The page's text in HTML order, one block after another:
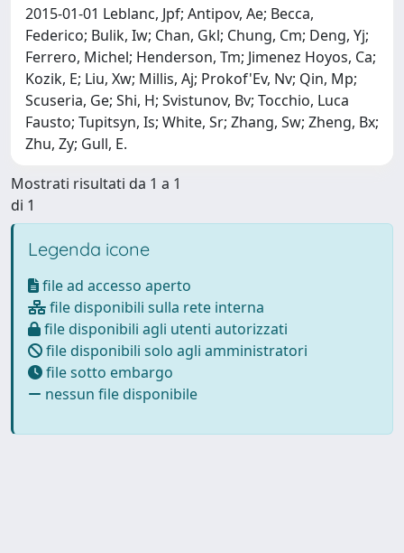
2015-01-01 Leblanc, Jpf; Antipov, Ae; Becca,
Federico; Bulik, Iw; Chan, Gkl; Chung, Cm; Deng, Yj;
Ferrero, Michel; Henderson, Tm; Jimenez Hoyos, Ca;
Kozik, E; Liu, Xw; Millis, Aj; Prokof'Ev, Nv; Qin, Mp;
Scuseria, Ge; Shi, H; Svistunov, Bv; Tocchio, Luca
Fausto; Tupitsyn, Is; White, Sr; Zhang, Sw; Zheng, Bx;
Zhu, Zy; Gull, E.
Mostrati risultati da 1 a 1
di 1
Legenda icone
file ad accesso aperto
file disponibili sulla rete interna
file disponibili agli utenti autorizzati
file disponibili solo agli amministratori
file sotto embargo
nessun file disponibile